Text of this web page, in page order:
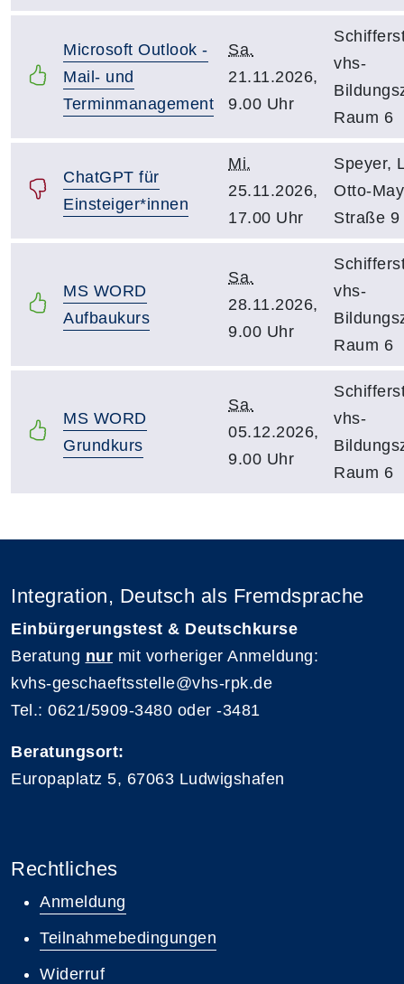
Microsoft Outlook -
Mail- und
Terminmanagement
Sa.
21.11.2026,
9.00 Uhr
vhs-
Raum 6
ChatGPT für
Einsteiger*innen
Mi.
25.11.2026,
17.00 Uhr
Speyer,
Otto-
Straße 9
MS WORD
Aufbaukurs
Sa.
28.11.2026,
9.00 Uhr
vhs-
Raum 6
MS WORD
Grundkurs
Sa.
05.12.2026,
9.00 Uhr
vhs-
Raum 6
Integration, Deutsch als Fremdsprache
Einbürgerungstest & Deutschkurse
Beratung nur mit vorheriger Anmeldung:
kvhs-geschaeftsstelle@vhs-rpk.de
Tel.: 0621/5909-3480 oder -3481
Beratungsort:
Europaplatz 5, 67063 Ludwigshafen
Rechtliches
Anmeldung
Teilnahmebedingungen
Widerruf